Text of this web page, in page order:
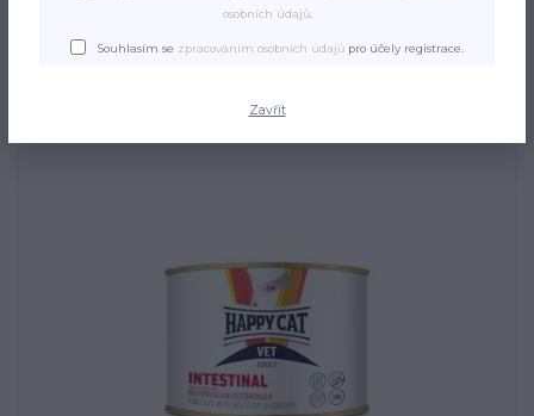
osobních údajů.
Souhlasím se zpracováním osobních údajů pro účely registrace.
Zavřít